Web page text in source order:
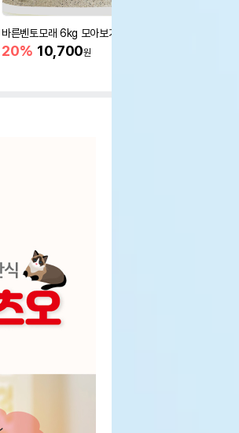
바른벤토모래 6kg 모아보기
20% 10,700원